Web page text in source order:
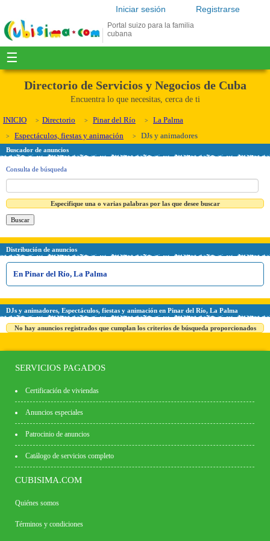
Registrarse
Iniciar sesión
Portal suizo para la familia
cubana
☰
Directorio de Servicios y Negocios de Cuba
Encuentra lo que necesitas, cerca de ti
INICIO Directorio Pinar del Río
La Palma
Espectáculos, fiestas y animación
DJs y animadores
Buscador de anuncios
Consulta de búsqueda
Especifique una o varias palabras por las que desee buscar
Distribución de anuncios
En Pinar del Río, La Palma
DJs y animadores, Espectáculos, fiestas y animación en Pinar del Río, La Palma
No hay anuncios registrados que cumplan los criterios de búsqueda proporcionados
SERVICIOS PAGADOS
Certificación de viviendas
Anuncios especiales
Patrocinio de anuncios
Catálogo de servicios completo
CUBISIMA.COM
Quiénes somos
Términos y condiciones